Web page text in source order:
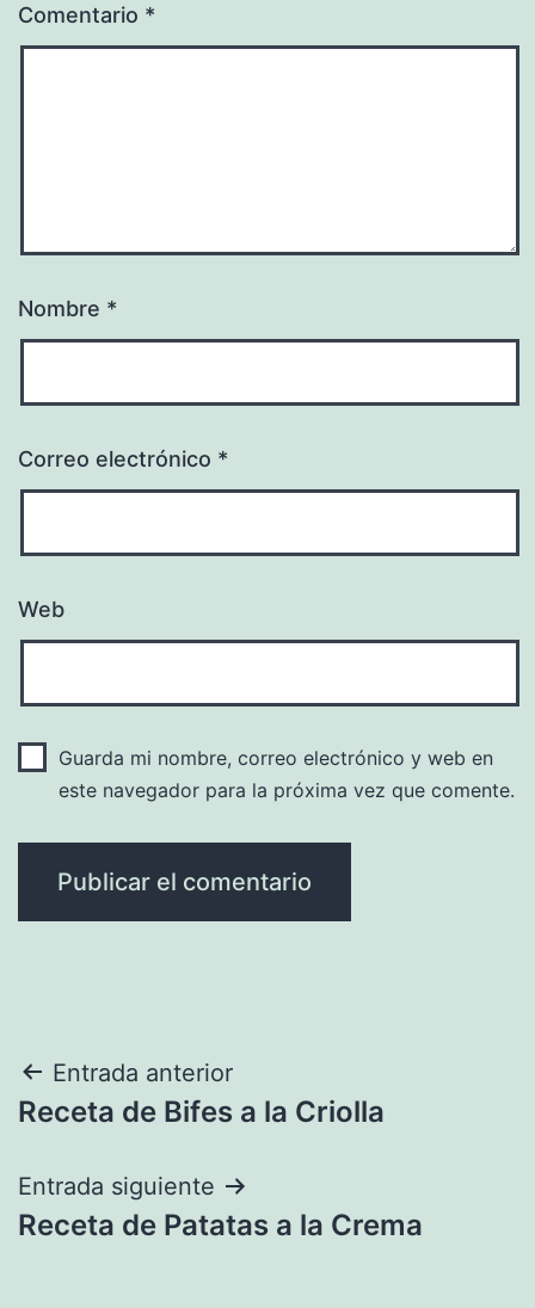
Comentario *
Nombre *
Correo electrónico *
Web
Guarda mi nombre, correo electrónico y web en
este navegador para la próxima vez que comente.
Navegación
de
entradas
Entrada anterior
Receta de Bifes a la Criolla
Entrada siguiente
Receta de Patatas a la Crema